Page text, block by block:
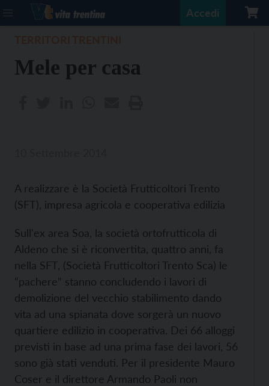
Accedi
Mele per casa
A realizzare è la Società Frutticoltori Trento
(SFT), impresa agricola e cooperativa edilizia
Sull'ex area Soa, la società ortofrutticola di
Aldeno che si è riconvertita, quattro anni, fa
nella SFT, (Società Frutticoltori Trento Sca) le
“pachere” stanno concludendo i lavori di
demolizione del vecchio stabilimento dando
vita ad una spianata dove sorgerà un nuovo
quartiere edilizio in cooperativa. Dei 66 alloggi
previsti in base ad una prima fase dei lavori, 56
sono già stati venduti. Per il presidente Mauro
Coser e il direttore Armando Paoli non